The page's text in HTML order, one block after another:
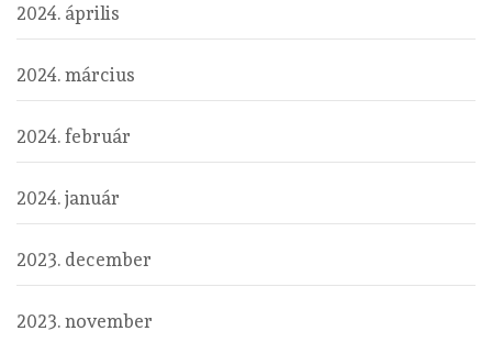
2024. április
2024. március
2024. február
2024. január
2023. december
2023. november